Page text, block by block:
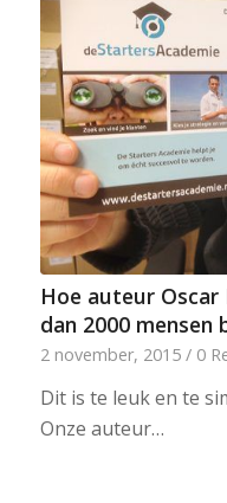
Hoe auteur
dan 2000 mensen
2 november, 2015 / 0
Dit is te leuk en te
Onze auteur…